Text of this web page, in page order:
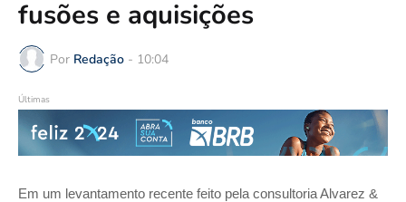
fusões e aquisições
Por Redação - 10:04
Últimas
Em um levantamento recente feito pela consultoria Alvarez &